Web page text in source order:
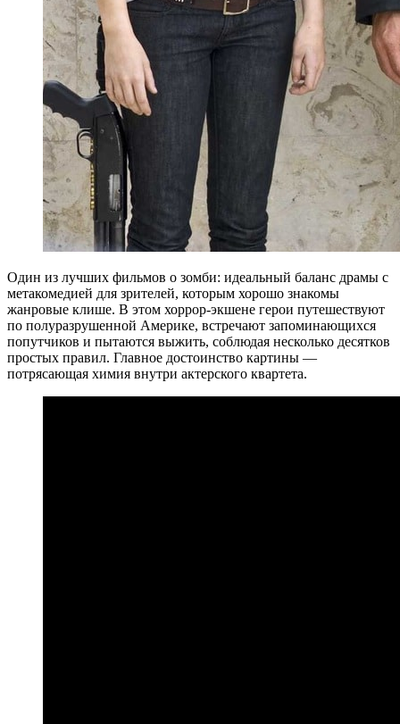
Один из лучших фильмов о зомби: идеальный баланс драмы с
метакомедией для зрителей, которым хорошо знакомы
жанровые клише. В этом хоррор-экшене герои путешествуют
по полуразрушенной Америке, встречают запоминающихся
попутчиков и пытаются выжить, соблюдая несколько десятков
простых правил. Главное достоинство картины —
потрясающая химия внутри актерского квартета.